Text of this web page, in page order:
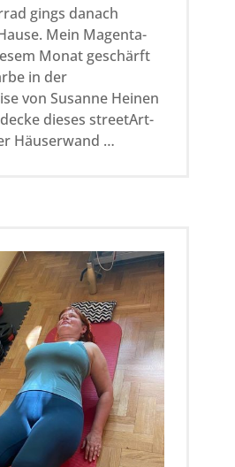
gings danach
Mein Magenta-
Monat geschärft
in der
von Susanne Heinen
dieses streetArt-
Häuserwand …